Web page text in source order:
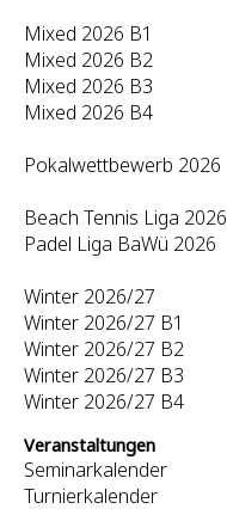
Mixed 2026 B1
Mixed 2026 B2
Mixed 2026 B3
Mixed 2026 B4
Pokalwettbewerb 2026
Beach Tennis Liga 2026
Padel Liga BaWü 2026
Winter 2026/27
Winter 2026/27 B1
Winter 2026/27 B2
Winter 2026/27 B3
Winter 2026/27 B4
Veranstaltungen
Seminarkalender
Turnierkalender